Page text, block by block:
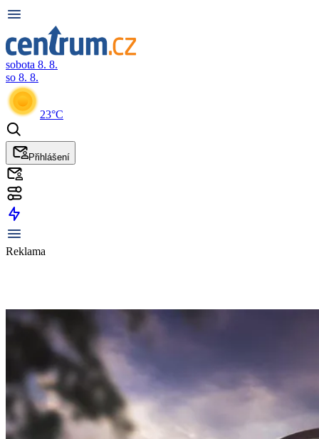
sobota 8. 8.
so 8. 8.
23°C
Přihlášení
Reklama